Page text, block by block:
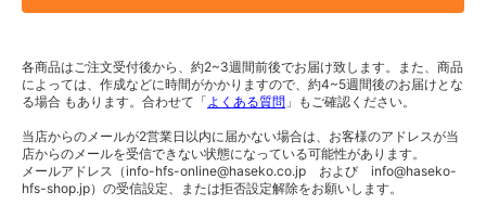
75-30
5,225円(税込)
75-35
5,698円(税込)
75-40
各商品はご注文受付後から、約2~3週間前後でお届け致します。また、商品
によっては、作成などに時間がかかりますので、約4~5週間後のお届けとな
る場合 もあります。合わせて「 よくある質問 」もご確認ください。
当店からのメールが2営業日以内に届かない場合は、お客様のアドレスが当
店からのメールを受信できない状態になっている可能性があります。
メールアドレス（info-hfs-online@haseko.co.jp および info@haseko-
hfs-shop.jp）の受信設定、または拒否設定解除をお願いします。